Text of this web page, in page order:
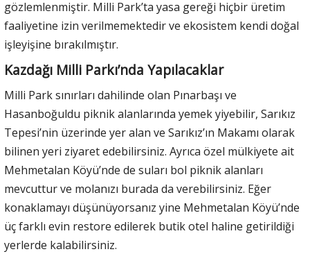
gözlemlenmiştir. Milli Park’ta yasa gereği hiçbir üretim
faaliyetine izin verilmemektedir ve ekosistem kendi doğal
işleyişine bırakılmıştır.
Kazdağı Milli Parkı’nda Yapılacaklar
Milli Park sınırları dahilinde olan Pınarbaşı ve
Hasanboğuldu piknik alanlarında yemek yiyebilir, Sarıkız
Tepesi’nin üzerinde yer alan ve Sarıkız’ın Makamı olarak
bilinen yeri ziyaret edebilirsiniz. Ayrıca özel mülkiyete ait
Mehmetalan Köyü’nde de suları bol piknik alanları
mevcuttur ve molanızı burada da verebilirsiniz. Eğer
konaklamayı düşünüyorsanız yine Mehmetalan Köyü’nde
üç farklı evin restore edilerek butik otel haline getirildiği
yerlerde kalabilirsiniz.